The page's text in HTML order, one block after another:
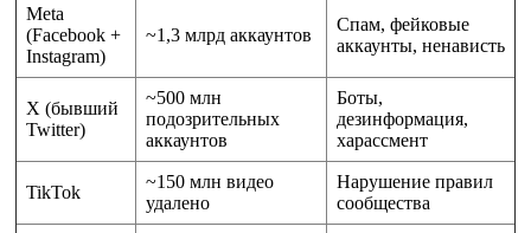
Meta
(Facebook +
Instagram)
~1,3 млрд аккаунтов
Спам, фейковые
аккаунты, ненависть
X (бывший
Twitter)
~500 млн
подозрительных
аккаунтов
Боты,
дезинформация,
харассмент
TikTok
~150 млн видео
удалено
Нарушение правил
сообщества